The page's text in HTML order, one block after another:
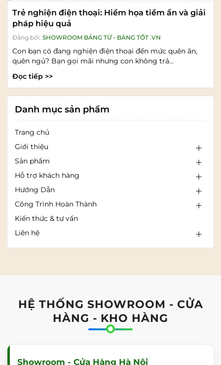
Trẻ nghiện điện thoại: Hiểm họa tiềm ẩn và giải
pháp hiệu quả
Đăng bởi: SHOWROOM BẢNG TỪ - BẢNG TỐT .VN
Con bạn có đang nghiện điện thoại đến mức quên ăn,
quên ngủ? Bạn gọi mãi nhưng con không trả...
Đọc tiếp >>
Danh mục sản phẩm
Trang chủ
Giới thiệu
Sản phẩm
Hỗ trợ khách hàng
Hướng Dẫn
Công Trình Hoàn Thành
Kiến thức & tư vấn
Liên hệ
HỆ THỐNG SHOWROOM - CỬA
HÀNG - KHO HÀNG
Showroom - Cửa Hàng Hà Nội